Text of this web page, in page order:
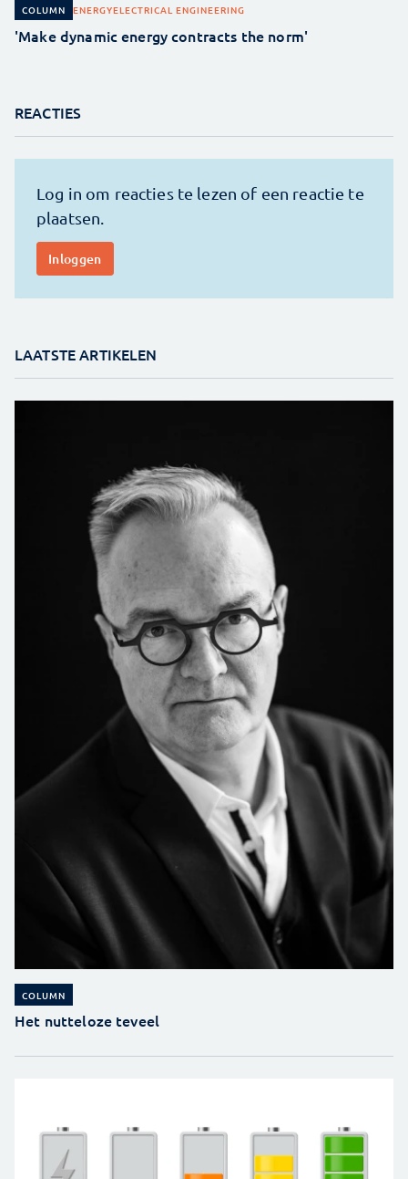
COLUMN ENERGYELECTRICAL ENGINEERING
'Make dynamic energy contracts the norm'
REACTIES
LAATSTE ARTIKELEN
COLUMN
Het nutteloze teveel